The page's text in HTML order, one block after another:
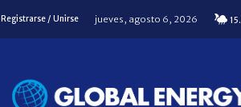
Registrarse / Unirse jueves, agosto 6, 2026